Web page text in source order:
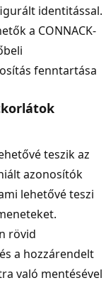
identitással.
a CONNACK-
fenntartása
teszik az
azonosítók
lehetővé teszi
rövid
a hozzárendelt
való mentésével